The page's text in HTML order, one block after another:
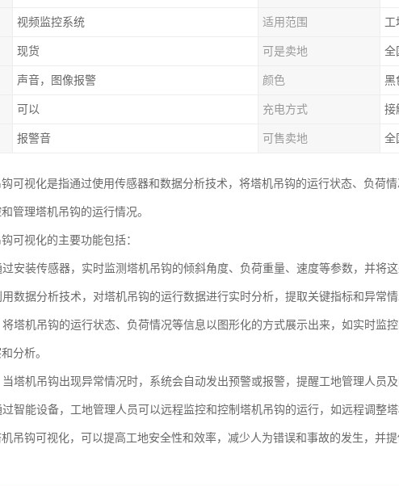
视频监控系统 适用范围 工
现货 可是卖地 全
声音，图像报警 颜色 黑
可以 充电方式 接
报警音 可售卖地 全
可视化是指通过使用传感器和数据分析技术，将塔机吊钩的运行状态、负荷
管理塔机吊钩的运行情况。
可视化的主要功能包括：
安装传感器，实时监测塔机吊钩的倾斜角度、负荷重量、速度等参数，并将这
数据分析技术，对塔机吊钩的运行数据进行实时分析，提取关键指标和异常情
塔机吊钩的运行状态、负荷情况等信息以图形化的方式展示出来，如实时监
分析。
塔机吊钩出现异常情况时，系统会自动发出预警或报警，提醒工地管理人员及
智能设备，工地管理人员可以远程监控和控制塔机吊钩的运行，如远程调整塔
吊钩可视化，可以提高工地安全性和效率，减少人为错误和事故的发生，并